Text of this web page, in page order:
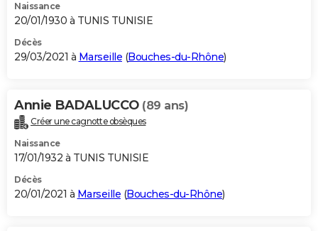
Naissance
20/01/1930 à TUNIS TUNISIE
Décès
29/03/2021 à Marseille (Bouches-du-Rhône)
Annie BADALUCCO (89 ans)
Créer une cagnotte obsèques
Naissance
17/01/1932 à TUNIS TUNISIE
Décès
20/01/2021 à Marseille (Bouches-du-Rhône)